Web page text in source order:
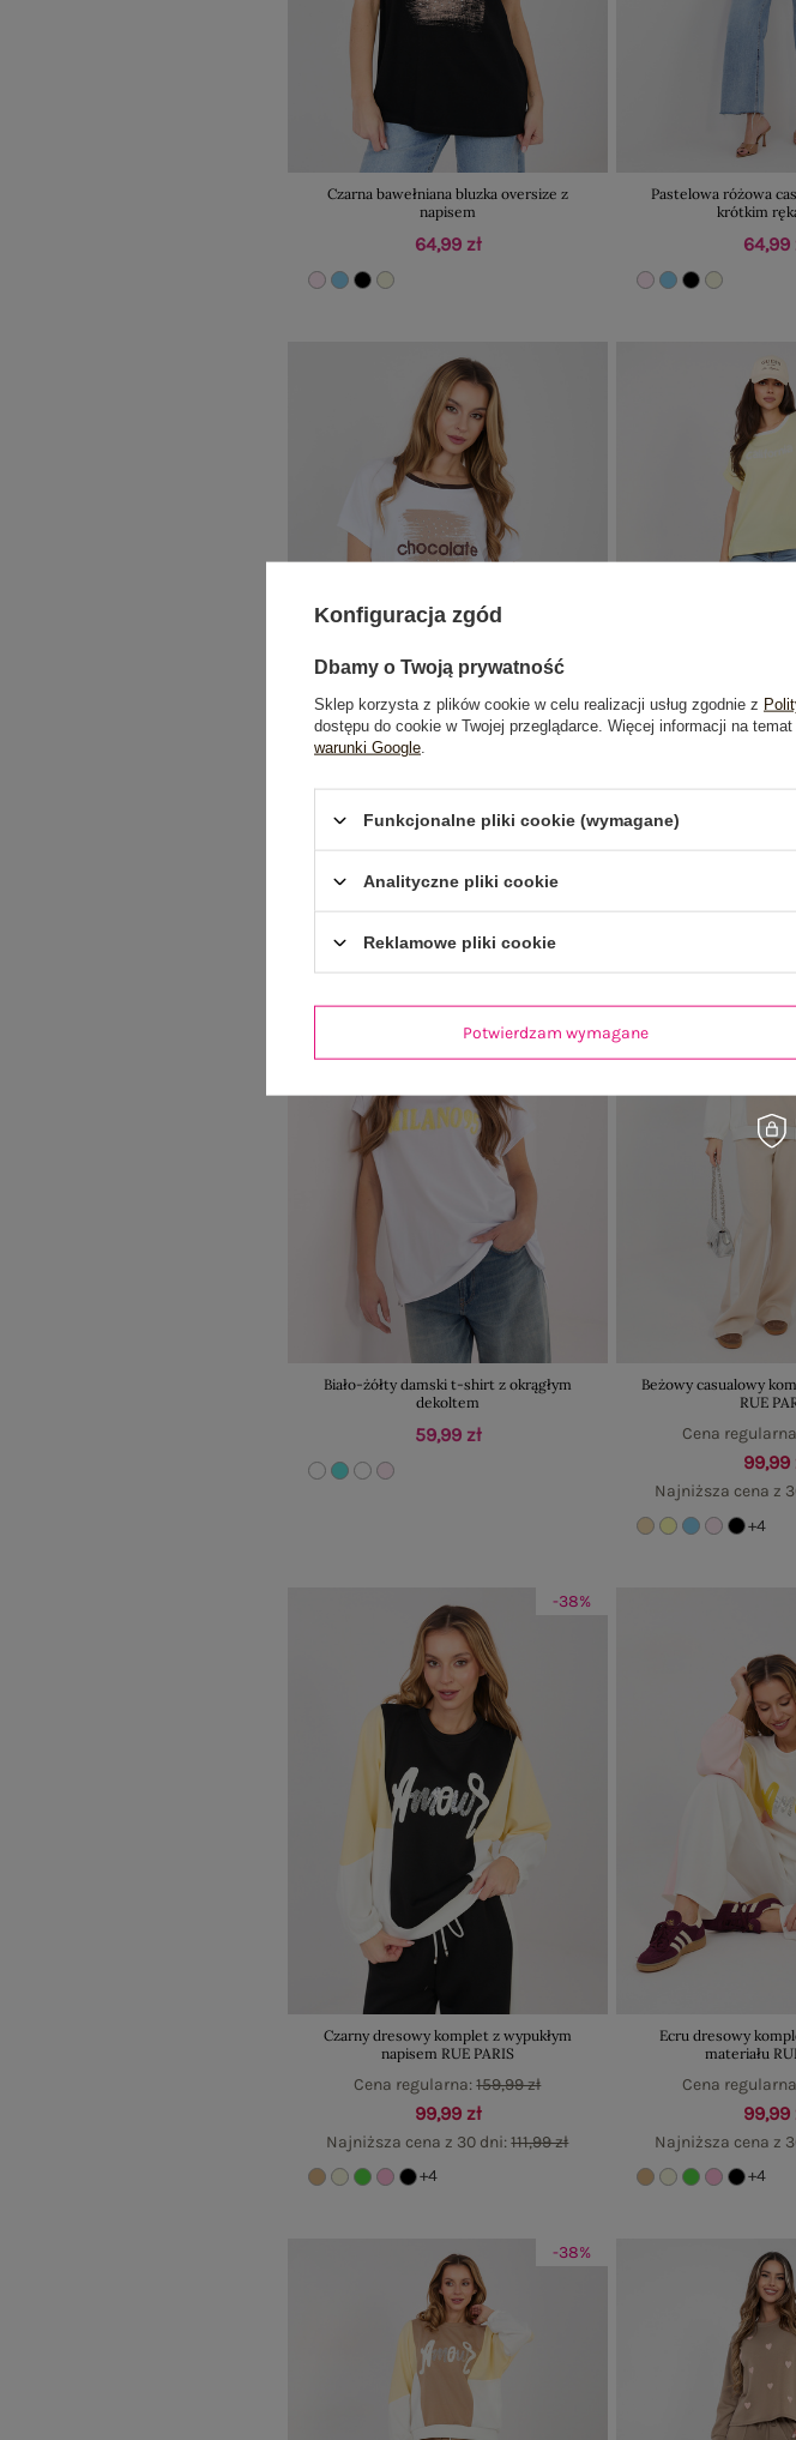
Czarna bawełniana bluzka oversize z
napisem
64,99 zł
Pastelowa różowa
krótkim
64,99
Biało-żółty damski t-shirt z okrągłym
dekoltem
59,99 zł
Beżowy casualowy
RUE
99,99
Najniższa cena z
Cena
+4
-38%
Czarny dresowy komplet z wypukłym
napisem RUE PARIS
99,99 zł
Najniższa cena z 30 dni:111,99 zł
Cena regularna:159,99 zł
+4
Ecru dresowy
materiału
99,99
Najniższa cena z
Cena
+4
-38%
Konfiguracja zgód
Dbamy o Twoją prywatność
Sklep korzysta z plików cookie w celu realizacji usług zgodnie z
dostępu do cookie w Twojej przeglądarce. Więcej informacji na
warunki Google
Funkcjonalne pliki cookie (wymagane)
Analityczne pliki cookie
Reklamowe pliki cookie
Potwierdzam wymagane